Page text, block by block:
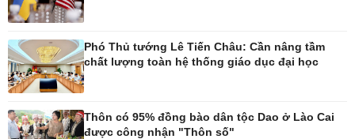
Pháp luật
Vụ án
Tin nóng
Tư vấn luật
Bóng đá quốc tế
Bóng đá Việt Nam
Phó Thủ tướng Lê Tiến Châu: Cần nâng tầm
chất lượng toàn hệ thống giáo dục đại học
Thôn có 95% đồng bào dân tộc Dao ở Lào Cai
được công nhận "Thôn số"